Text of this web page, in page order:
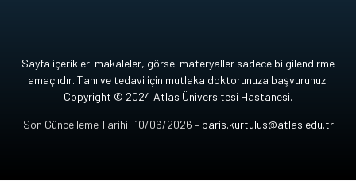
Sayfa içerikleri makaleler, görsel materyaller sadece bilgilendirme
amaçlıdır. Tanı ve tedavi için mutlaka doktorunuza başvurunuz.
Copyright © 2024 Atlas Üniversitesi Hastanesi.
Son Güncelleme Tarihi: 10/06/2026 – baris.kurtulus@atlas.edu.tr